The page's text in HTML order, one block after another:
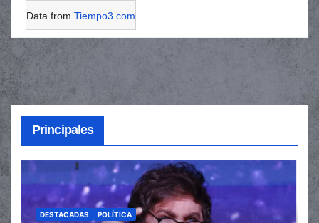
Data from Tiempo3.com
Principales
DESTACADAS POLÍTICA